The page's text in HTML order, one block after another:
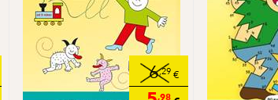
6,29 €
,98